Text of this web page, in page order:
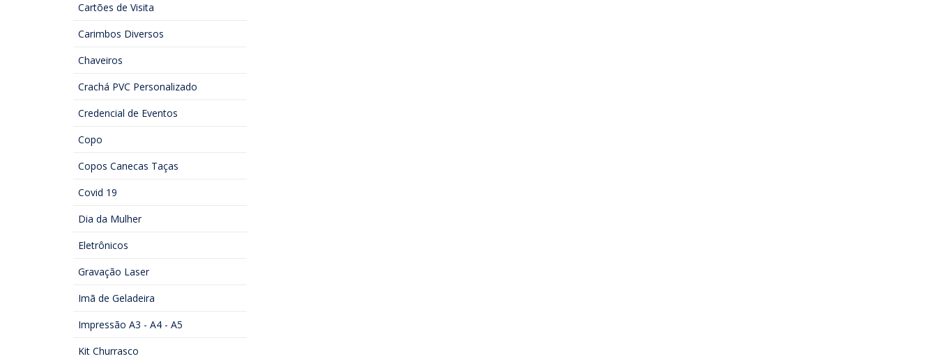
Cartões de Visita
Carimbos Diversos
Chaveiros
Crachá PVC Personalizado
Credencial de Eventos
Copo
Copos Canecas Taças
Covid 19
Dia da Mulher
Eletrônicos
Gravação Laser
Imã de Geladeira
Impressão A3 - A4 - A5
Kit Churrasco